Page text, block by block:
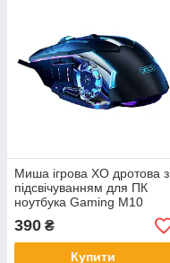
Миша ігрова XO дротова з
підсвічуванням для ПК
ноутбука Gaming M10
390 ₴
Купити